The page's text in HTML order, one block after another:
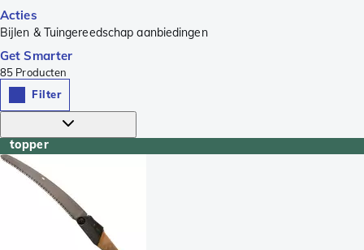
Acties
Bijlen & Tuingereedschap aanbiedingen
Get Smarter
85 Producten
Filter
topper